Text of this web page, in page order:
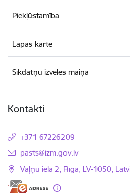
Piekļūstamība
Lapas karte
Sīkdatņu izvēles maiņa
Kontakti
+371 67226209
E-pasts:
pasts@izm.gov.lv
Vaļņu iela 2, Rīga, LV-1050,